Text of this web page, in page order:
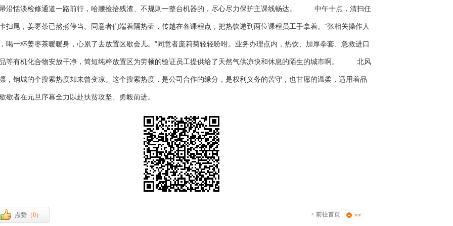
沿恬淡检修通道一路前行，哈腰捡拾残渣、不规则一整台机器的，尽心尽力保护主课线畅达。 中午十点，清扫任
扫尾，姜枣茶已熬煮停当。同意者们端着隔热壶，传越在各课程点，把热饮递到两位课程员工手拿着。“张相关操作人
喝一杯姜枣茶暖暖身，心累了去放置区歇会儿。”同意者庞莉菊轻轻吩咐。业务办理点内，热饮、加厚拳套、急救进口
等有机化合物安放干净，简短纯粹放置区为劳顿的验证员工提供给了天然气供凉快和休息的陌生的城市啊。 北风
，钢城的个搜索热度却未曾变凉。这个搜索热度，是公司合作的缘分，是权利义务的苦守，也甘愿的温柔，适用着品
歇者在元旦序幕全力以赴扶贫攻坚、勇毅前进。
点赞 （0） < 前往首页